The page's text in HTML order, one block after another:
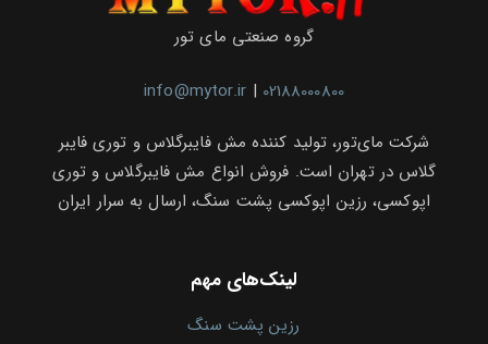
گروه صنعتی مای تور
info@mytor.ir | 02188000800
شرکت مای‌تور، تولید کننده مش فایبرگلاس و توری فایبر
گلاس در تهران است. فروش انواع مش فایبرگلاس و توری
اپوکسی، رزین اپوکسی پشت سنگ، ارسال به سرار ایران
لینک‌های مهم
رزین پشت سنگ